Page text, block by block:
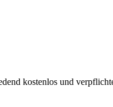
kostenlos und